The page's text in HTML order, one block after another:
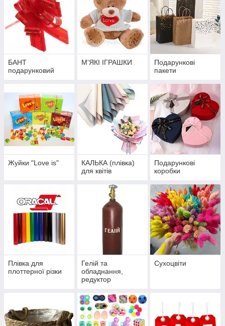
БАНТ
подарунковий
М'ЯКІ ІГРАШКИ
Подарункові
пакети
Жуйки "Love is"
КАЛЬКА (плівка)
для квітів
Подарункові
коробки
Плівка для
плоттерної різки
Гелій та
обладнання,
редуктор
Сухоцвіти